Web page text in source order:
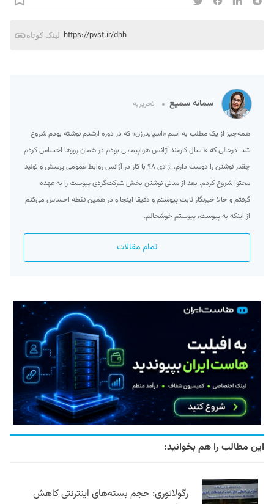
لینک کوتاه https://pvst.ir/dhh
سمانه سمیع تحریریه
همه‌چیز از یک مطلب به اسم «اسپایدرزن» که در دوره ارشدم نوشته بودم شروع
شد. درحالی که ۱۰ سال کارمند آژانس هواپیمایی بودم در همان روزها احساس کردم
چقدر نوشتن را دوست دارم. از دی ۹۸ با کار در آژانس روابط عمومی پرسش و تولید
محتوا شروع کردم. بعد از مدتی نوشتن بخش شرکت‌گردی پیوست را به عهده
گرفتم و حالا خبرنگار ثابت پیوستم و دقیقا اینجا و در همین نقطه احساس می‌کنم
از اینکه به پیوست، پیوستم خوشحالم.
تمام مقالات
این مطالب را هم بخوانید:
رگولاتوری: حجم بسته‌های اینترنتی کاهش